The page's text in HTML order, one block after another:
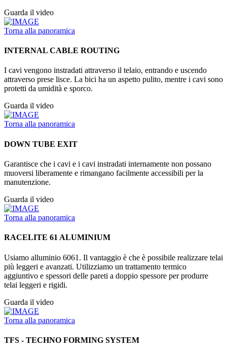
Guarda il video
Torna alla panoramica
INTERNAL CABLE ROUTING
I cavi vengono instradati attraverso il telaio, entrando e uscendo
attraverso prese lisce. La bici ha un aspetto pulito, mentre i cavi sono
protetti da umidità e sporco.
Guarda il video
Torna alla panoramica
DOWN TUBE EXIT
Garantisce che i cavi e i cavi instradati internamente non possano
muoversi liberamente e rimangano facilmente accessibili per la
manutenzione.
Guarda il video
Torna alla panoramica
RACELITE 61 ALUMINIUM
Usiamo alluminio 6061. Il vantaggio è che è possibile realizzare telai
più leggeri e avanzati. Utilizziamo un trattamento termico
aggiuntivo e spessori delle pareti a doppio spessore per produrre
telai leggeri e rigidi.
Guarda il video
Torna alla panoramica
TFS - TECHNO FORMING SYSTEM